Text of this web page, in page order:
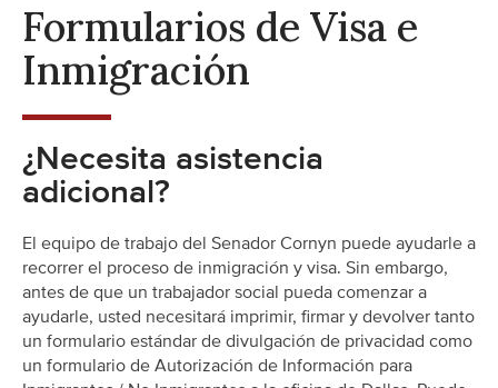
Formularios de Visa e
Inmigración
¿Necesita asistencia
adicional?
El equipo de trabajo del Senador Cornyn puede ayudarle a
recorrer el proceso de inmigración y visa. Sin embargo,
antes de que un trabajador social pueda comenzar a
ayudarle, usted necesitará imprimir, firmar y devolver tanto
un formulario estándar de divulgación de privacidad como
un formulario de Autorización de Información para